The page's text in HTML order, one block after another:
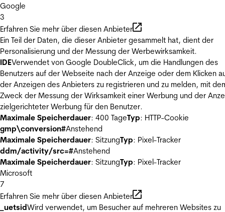
Google
3
Erfahren Sie mehr über diesen Anbieter
Ein Teil der Daten, die dieser Anbieter gesammelt hat, dient der
Personalisierung und der Messung der Werbewirksamkeit.
IDEVerwendet von Google DoubleClick, um die Handlungen des
Benutzers auf der Webseite nach der Anzeige oder dem Klicken
der Anzeigen des Anbieters zu registrieren und zu melden, mit
Zweck der Messung der Wirksamkeit einer Werbung und der
zielgerichteter Werbung für den Benutzer.
Maximale Speicherdauer: 400 TageTyp: HTTP-Cookie
gmp\conversion#Anstehend
Maximale Speicherdauer: SitzungTyp: Pixel-Tracker
ddm/activity/src=#Anstehend
Maximale Speicherdauer: SitzungTyp: Pixel-Tracker
Microsoft
7
Erfahren Sie mehr über diesen Anbieter
_uetsidWird verwendet, um Besucher auf mehreren Websites zu